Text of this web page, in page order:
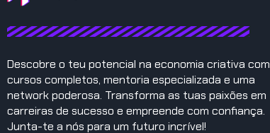
Descobre o teu potencial na economia criativa com
cursos completos, mentoria especializada e uma
network poderosa. Transforma as tuas paixões em
carreiras de sucesso e empreende com confiança.
Junta-te a nós para um futuro incrível!